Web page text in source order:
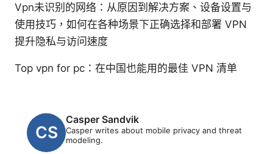
Vpn未识别的网络：从原因到解决方案、设备设置与
使用技巧，如何在各种场景下正确选择和部署 VPN
提升隐私与访问速度
Top vpn for pc：在中国也能用的最佳 VPN 清单
Casper Sandvik
Casper writes about mobile privacy and threat
modeling.